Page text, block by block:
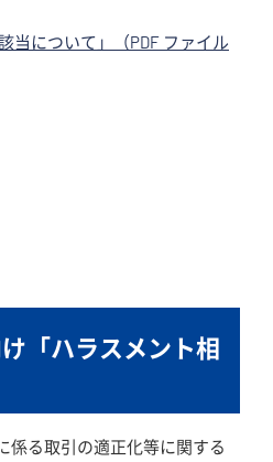
当について」（PDF ファイル
「ハラスメント相
係る取引の適正化等に関する